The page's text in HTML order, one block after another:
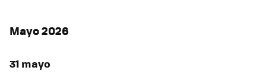
Mayo 2026
31 mayo